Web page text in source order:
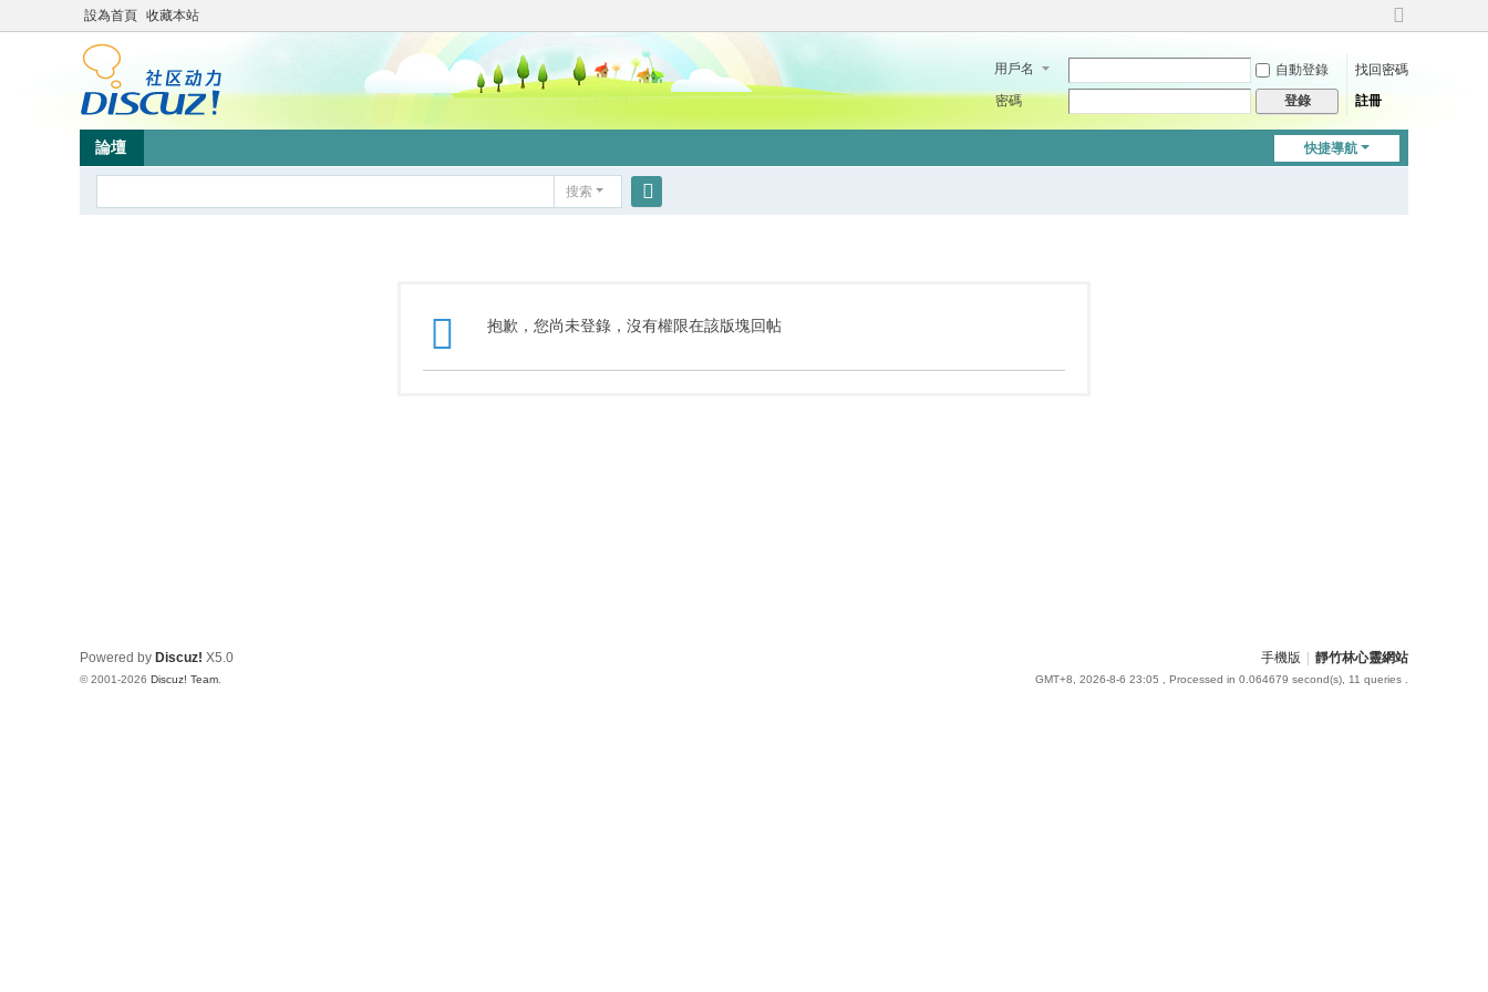
設為首頁 收藏本站
切
到
用戶名 自動登錄
找回密碼
密碼
登錄 註冊
快捷導航
論壇
搜索
抱歉，您尚未登錄，沒有權限在該版塊回帖
手機版 靜竹林心靈網站
GMT+8, 2026-8-6 23:05 , Processed in 0.064679 second(s), 11 queries .
Powered by Discuz! X5.0
© 2001-2026 Discuz! Team